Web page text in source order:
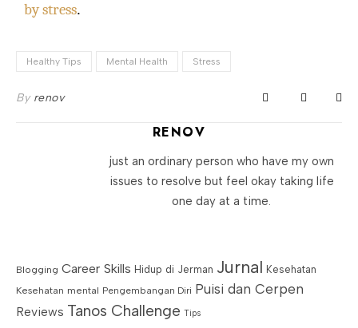
by stress.
Healthy Tips Mental Health Stress
By renov
RENOV
just an ordinary person who have my own
issues to resolve but feel okay taking life
one day at a time.
Blogging Career Skills Hidup di Jerman Jurnal Kesehatan
Kesehatan mental Pengembangan Diri Puisi dan Cerpen
Reviews Tanos Challenge Tips